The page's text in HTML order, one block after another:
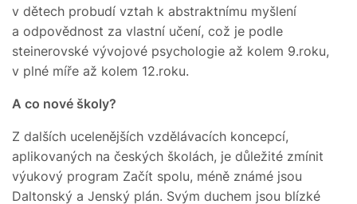
v dětech probudí vztah k abstraktnímu myšlení
a odpovědnost za vlastní učení, což je podle
steinerovské vývojové psychologie až kolem 9.roku,
v plné míře až kolem 12.roku.
A co nové školy?
Z dalších ucelenějších vzdělávacích koncepcí,
aplikovaných na českých školách, je důležité zmínit
výukový program Začít spolu, méně známé jsou
Daltonský a Jenský plán. Svým duchem jsou blízké